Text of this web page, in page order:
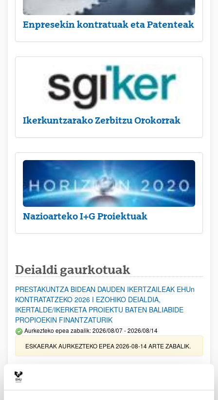
Enpresekin kontratuak eta Patenteak
Ikerkuntzarako Zerbitzu Orokorrak
Nazioarteko I+G Proiektuak
Deialdi gaurkotuak
PRESTAKUNTZA BIDEAN DAUDEN IKERTZAILEAK EHUn
KONTRATATZEKO 2026 I EZOHIKO DEIALDIA,
IKERTALDE/IKERKETA PROIEKTU BATEN BALIABIDE
PROPIOEKIN FINANTZATURIK
Aurkezteko epea zabalik: 2026/08/07 - 2026/08/14
ESKAERAK AURKEZTEKO EPEA 2026-08-14 ARTE ZABALIK.
erosi eta berritzeko laguntzak 2026
Izapide irekia